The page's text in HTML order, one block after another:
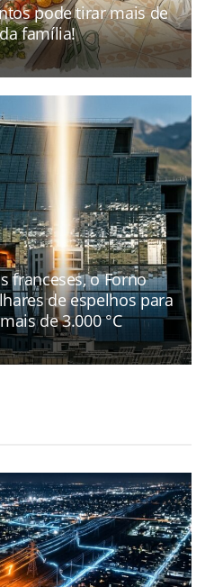
pode tirar mais de
família!
franceses, o Forno
de espelhos para
de 3.000 °C